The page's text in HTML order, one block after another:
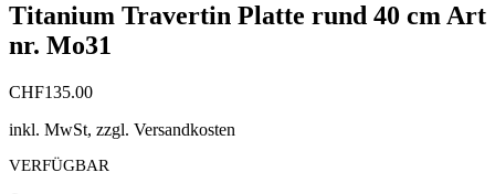
Titanium Travertin Platte rund 40 cm Art
nr. Mo31
CHF135.00
inkl. MwSt, zzgl. Versandkosten
VERFÜGBAR